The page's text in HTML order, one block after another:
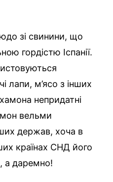
зі свинини, що
гордістю Іспанії.
лапи, м’ясо з інших
непридатні
вельми
держав, хоча в
країнах СНД його
а даремно!